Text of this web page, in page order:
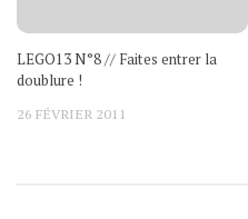
LEGO13 N°8 // Faites entrer la
doublure !
26 FÉVRIER 2011